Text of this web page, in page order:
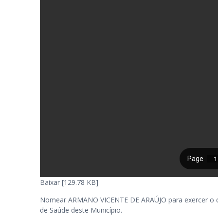
Baixar [129.78 KB]
Nomear ARMANO VICENTE DE ARAÚJO para
de Saúde deste Município.